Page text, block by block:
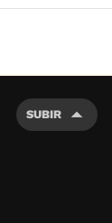
SUBIR